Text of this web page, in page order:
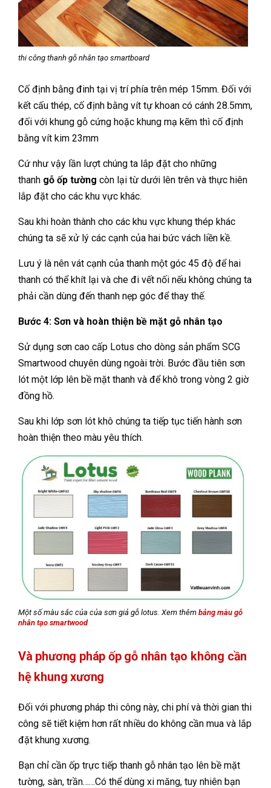
thi công thanh gỗ nhân tạo smartboard
Cố định bằng đinh tại vị trí phía trên mép 15mm. Đối với
kết cấu thép, cố định bằng vít tự khoan có cánh 28.5mm,
đối với khung gỗ cứng hoặc khung mạ kẽm thì cố định
bằng vít kim 23mm
Cứ như vậy lần lượt chúng ta lắp đặt cho những
thanh gỗ ốp tường còn lại từ dưới lên trên và thực hiên
lắp đặt cho các khu vực khác.
Sau khi hoàn thành cho các khu vực khung thép khác
chúng ta sẽ xử lý các cạnh của hai bức vách liền kề.
Lưu ý là nên vát cạnh của thanh một góc 45 độ để hai
thanh có thể khít lại và che đi vết nối nếu không chúng ta
phải cần dùng đến thanh nẹp góc để thay thế.
Bước 4: Sơn và hoàn thiện bề mặt gỗ nhân tạo
Sử dụng sơn cao cấp Lotus cho dòng sản phẩm SCG
Smartwood chuyên dùng ngoài trời. Bước đầu tiên sơn
lót một lớp lên bề mặt thanh và để khô trong vòng 2 giờ
đồng hồ.
Sau khi lớp sơn lót khô chúng ta tiếp tục tiến hành sơn
hoàn thiện theo màu yêu thích.
Một số màu sắc của của sơn giả gỗ lotus. Xem thêm bảng màu gỗ
nhân tạo smartwood
Và phương pháp ốp gỗ nhân tạo không cần
hệ khung xương
Đối với phương pháp thi công này, chi phí và thời gian thi
công sẽ tiết kiệm hơn rất nhiều do không cần mua và lắp
đặt khung xương.
Bạn chỉ cần ốp trực tiếp thanh gỗ nhân tạo lên bề mặt
tường, sàn, trần……Có thể dùng xi măng, tuy nhiên bạn